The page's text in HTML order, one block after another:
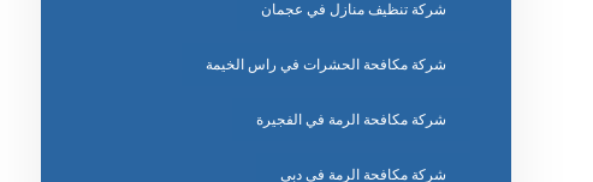
شركة تنظيف منازل في عجمان
شركة مكافحة الحشرات في راس الخيمة
شركة مكافحة الرمة في الفجيرة
شركة مكافحة الرمة في دبي